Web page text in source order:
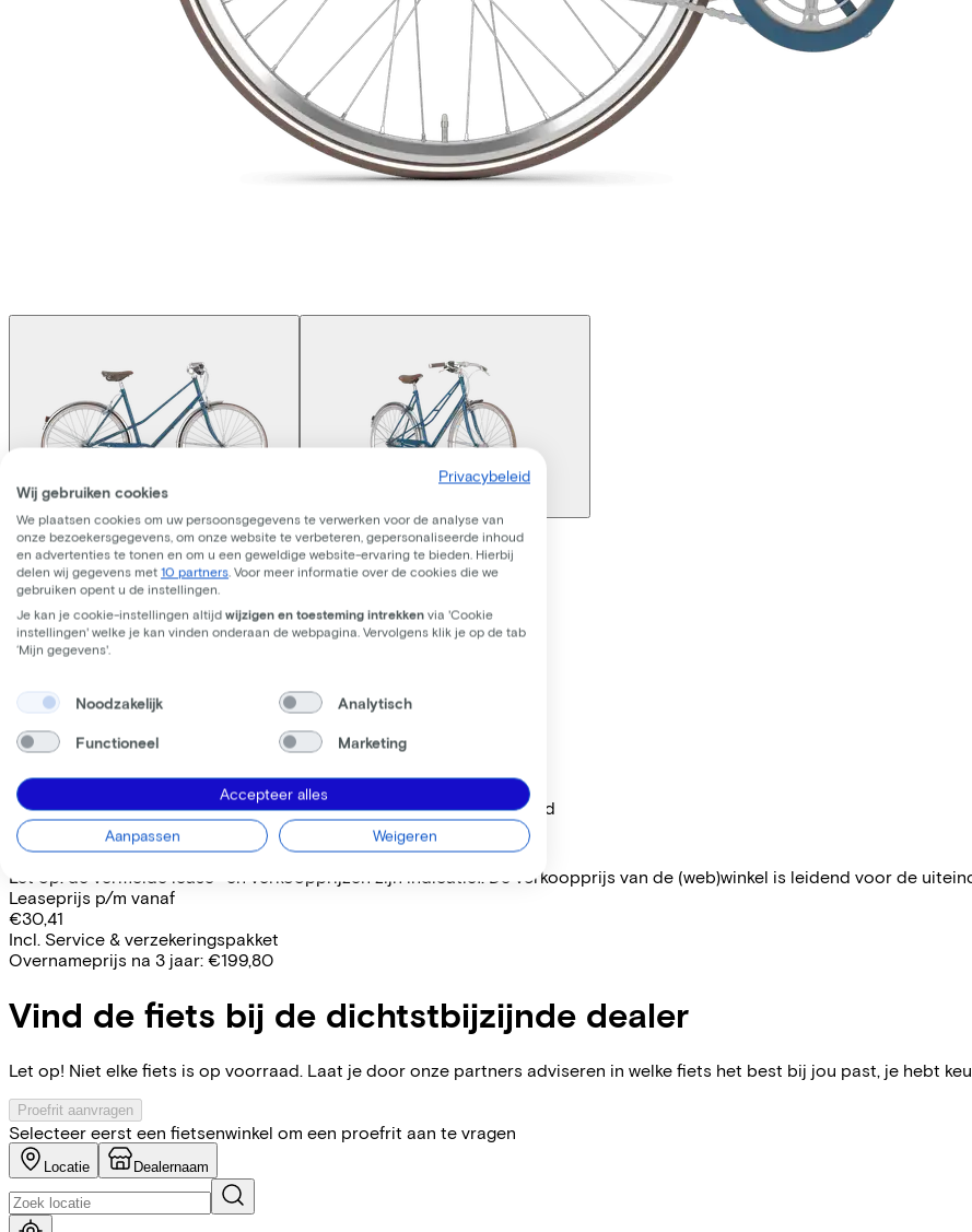
Gazelle Van Stael
Prijs €999,00
Bespaar €485,20 t.o.v. koop.
Lees meer over zakelijk leasen.
Midden
Hoog
Midden
Deze fiets lease je via je werkgever. Bereken de leaseprijs per maand
Bruto maandsalaris€
Mijn werkgever betaalt€
Let op: de vermelde lease- en verkoopprijzen zijn indicatief. De verkoopprijs van de (web)winkel is leidend voor de
Leaseprijs p/m vanaf
€30,41
Incl. Service & verzekeringspakket
Overnameprijs na 3 jaar: €199,80
Vind de fiets bij de dichtstbijzijnde dealer
Let op! Niet elke fiets is op voorraad. Laat je door onze partners adviseren in welke fiets het best bij jou past, je hebt
Proefrit aanvragen
Selecteer eerst een fietsenwinkel om een proefrit aan te vragen
Locatie Dealernaam
Privacybeleid
Wij gebruiken cookies
We plaatsen cookies om uw persoonsgegevens te verwerken voor de analyse van
onze bezoekersgegevens, om onze website te verbeteren, gepersonaliseerde inhoud
en advertenties te tonen en om u een geweldige website-ervaring te bieden. Hierbij
delen wij gegevens met 10 partners . Voor meer informatie over de cookies die we
gebruiken opent u de instellingen.
Je kan je cookie-instellingen altijd wijzigen en toesteming intrekken via 'Cookie
instellingen' welke je kan vinden onderaan de webpagina. Vervolgens klik je op de tab
‘Mijn gegevens'.
Noodzakelijk Analytisch
Functioneel Marketing
Accepteer alles
Aanpassen Weigeren